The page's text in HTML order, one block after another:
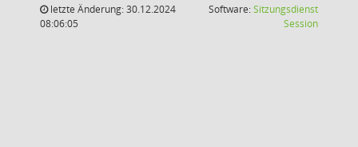
letzte Änderung: 30.12.2024
08:06:05
Software:Sitzungsdienst
Session(Wird in